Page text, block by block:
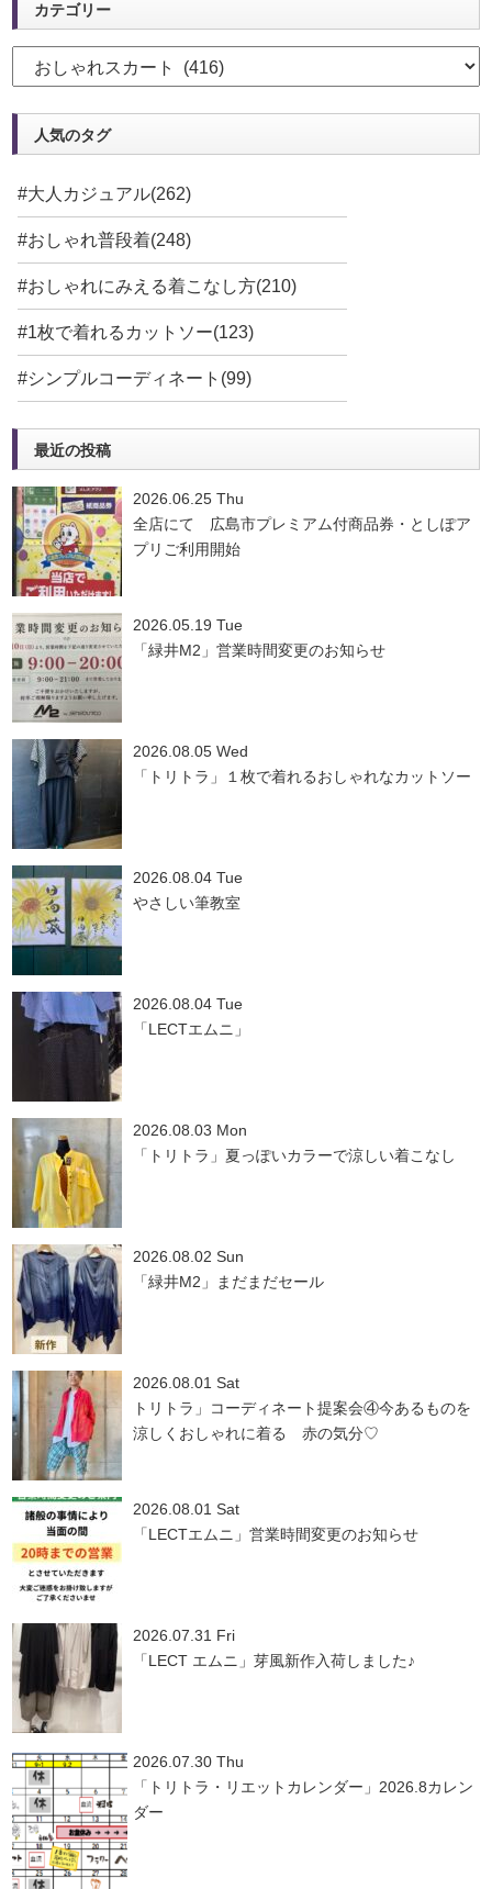
カテゴリー
人気のタグ
#大人カジュアル(262)
#おしゃれ普段着(248)
#おしゃれにみえる着こなし方(210)
#1枚で着れるカットソー(123)
#シンプルコーディネート(99)
最近の投稿
2026.06.25 Thu
全店にて 広島市プレミアム付商品券・としぽア
プリご利用開始
2026.05.19 Tue
「緑井M2」営業時間変更のお知らせ
2026.08.05 Wed
「トリトラ」１枚で着れるおしゃれなカットソー
2026.08.04 Tue
やさしい筆教室
2026.08.04 Tue
「LECTエムニ」
2026.08.03 Mon
「トリトラ」夏っぽいカラーで涼しい着こなし
2026.08.02 Sun
「緑井M2」まだまだセール
2026.08.01 Sat
トリトラ」コーディネート提案会④今あるものを
涼しくおしゃれに着る 赤の気分♡
2026.08.01 Sat
「LECTエムニ」営業時間変更のお知らせ
2026.07.31 Fri
「LECT エムニ」芽風新作入荷しました♪
2026.07.30 Thu
「トリトラ・リエットカレンダー」2026.8カレン
ダー